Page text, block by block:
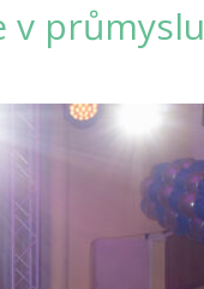
v průmyslu